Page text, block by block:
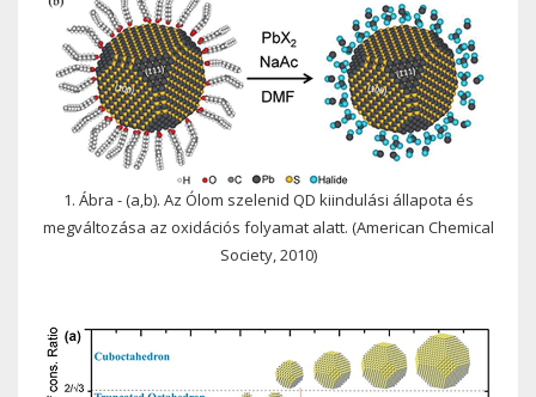
1. Ábra - (a,b). Az Ólom szelenid QD kiindulási állapota és
megváltozása az oxidációs folyamat alatt. (American Chemical
Society, 2010)